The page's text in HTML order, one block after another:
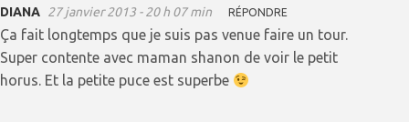
DIANA 27 janvier 2013 - 20 h 07 min RÉPONDRE
Ça fait longtemps que je suis pas venue faire un tour.
Super contente avec maman shanon de voir le petit
horus. Et la petite puce est superbe